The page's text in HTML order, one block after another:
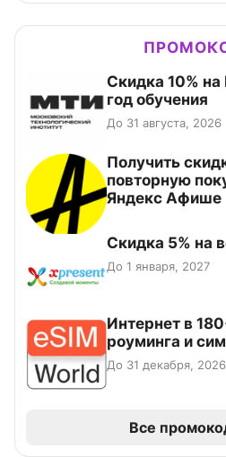
Скидка 10%
год обучения
До 31 августа, 2026
Получить
повторную
Яндекс Афише
Скидка 5% на
До 1 января, 2027
Интернет в
роуминга и
До 31 декабря, 2026
Все